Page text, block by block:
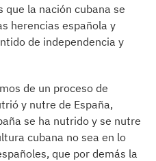
que la nación cubana se
herencias española y
de independencia y
de un proceso de
y nutre de España,
se ha nutrido y se nutre
cubana no sea en lo
que por demás la